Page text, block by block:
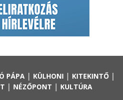
PÁPA| KÜLHONI | KITEKINTŐ|
| NÉZŐPONT | KULTÚRA